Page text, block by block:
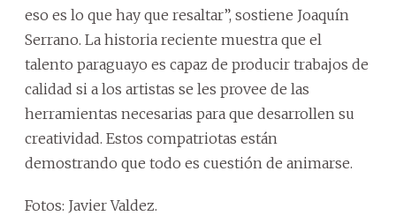
eso es lo que hay que resaltar”, sostiene Joaquín
Serrano. La historia reciente muestra que el
talento paraguayo es capaz de producir trabajos de
calidad si a los artistas se les provee de las
herramientas necesarias para que desarrollen su
creatividad. Estos compatriotas están
demostrando que todo es cuestión de animarse.
Fotos: Javier Valdez.